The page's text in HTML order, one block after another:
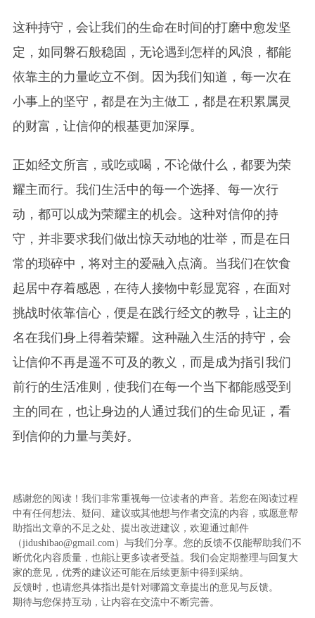
这种持守，会让我们的生命在时间的打磨中愈发坚
定，如同磐石般稳固，无论遇到怎样的风浪，都能
依靠主的力量屹立不倒。因为我们知道，每一次在
小事上的坚守，都是在为主做工，都是在积累属灵
的财富，让信仰的根基更加深厚。
正如经文所言，或吃或喝，不论做什么，都要为荣
耀主而行。我们生活中的每一个选择、每一次行
动，都可以成为荣耀主的机会。这种对信仰的持
守，并非要求我们做出惊天动地的壮举，而是在日
常的琐碎中，将对主的爱融入点滴。当我们在饮食
起居中存着感恩，在待人接物中彰显宽容，在面对
挑战时依靠信心，便是在践行经文的教导，让主的
名在我们身上得着荣耀。这种融入生活的持守，会
让信仰不再是遥不可及的教义，而是成为指引我们
前行的生活准则，使我们在每一个当下都能感受到
主的同在，也让身边的人通过我们的生命见证，看
到信仰的力量与美好。
感谢您的阅读！我们非常重视每一位读者的声音。若您在阅读过程
中有任何想法、疑问、建议或其他想与作者交流的内容，或愿意帮
助指出文章的不足之处、提出改进建议，欢迎通过邮件
（jidushibao@gmail.com）与我们分享。您的反馈不仅能帮助我们不
断优化内容质量，也能让更多读者受益。我们会定期整理与回复大
家的意见，优秀的建议还可能在后续更新中得到采纳。
反馈时，也请您具体指出是针对哪篇文章提出的意见与反馈。
期待与您保持互动，让内容在交流中不断完善。